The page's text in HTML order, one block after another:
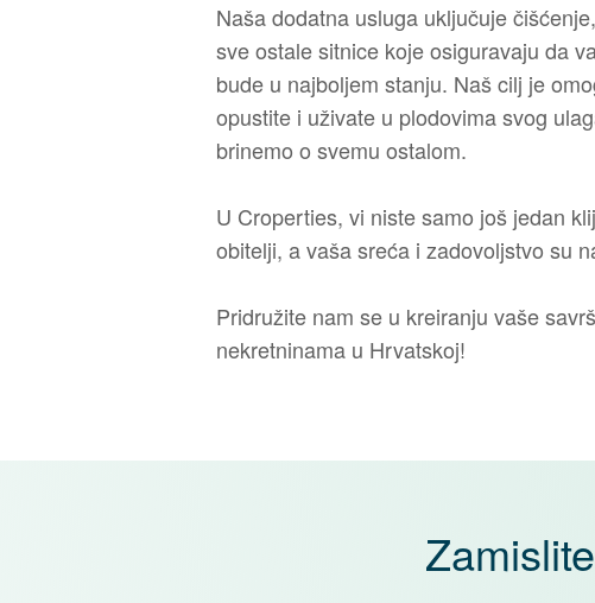
Naša dodatna usluga uključuje
sve ostale sitnice koje osiguravaju da
bude u najboljem stanju. Naš cilj je
opustite i uživate u plodovima svog
brinemo o svemu ostalom.
U Croperties, vi niste samo još jedan
obitelji, a vaša sreća i zadovoljstvo su
Pridružite nam se u kreiranju vaše
nekretninama u Hrvatskoj!